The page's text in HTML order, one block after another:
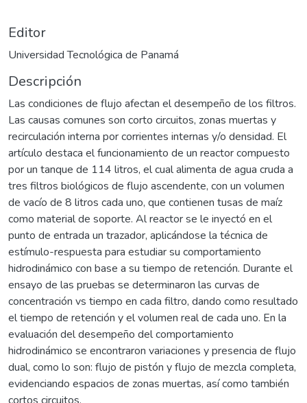
Editor
Universidad Tecnológica de Panamá
Descripción
Las condiciones de flujo afectan el desempeño de los filtros.
Las causas comunes son corto circuitos, zonas muertas y
recirculación interna por corrientes internas y/o densidad. El
artículo destaca el funcionamiento de un reactor compuesto
por un tanque de 114 litros, el cual alimenta de agua cruda a
tres filtros biológicos de flujo ascendente, con un volumen
de vacío de 8 litros cada uno, que contienen tusas de maíz
como material de soporte. Al reactor se le inyectó en el
punto de entrada un trazador, aplicándose la técnica de
estímulo-respuesta para estudiar su comportamiento
hidrodinámico con base a su tiempo de retención. Durante el
ensayo de las pruebas se determinaron las curvas de
concentración vs tiempo en cada filtro, dando como resultado
el tiempo de retención y el volumen real de cada uno. En la
evaluación del desempeño del comportamiento
hidrodinámico se encontraron variaciones y presencia de flujo
dual, como lo son: flujo de pistón y flujo de mezcla completa,
evidenciando espacios de zonas muertas, así como también